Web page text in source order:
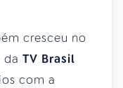
cresceu no
da TV Brasil
com a